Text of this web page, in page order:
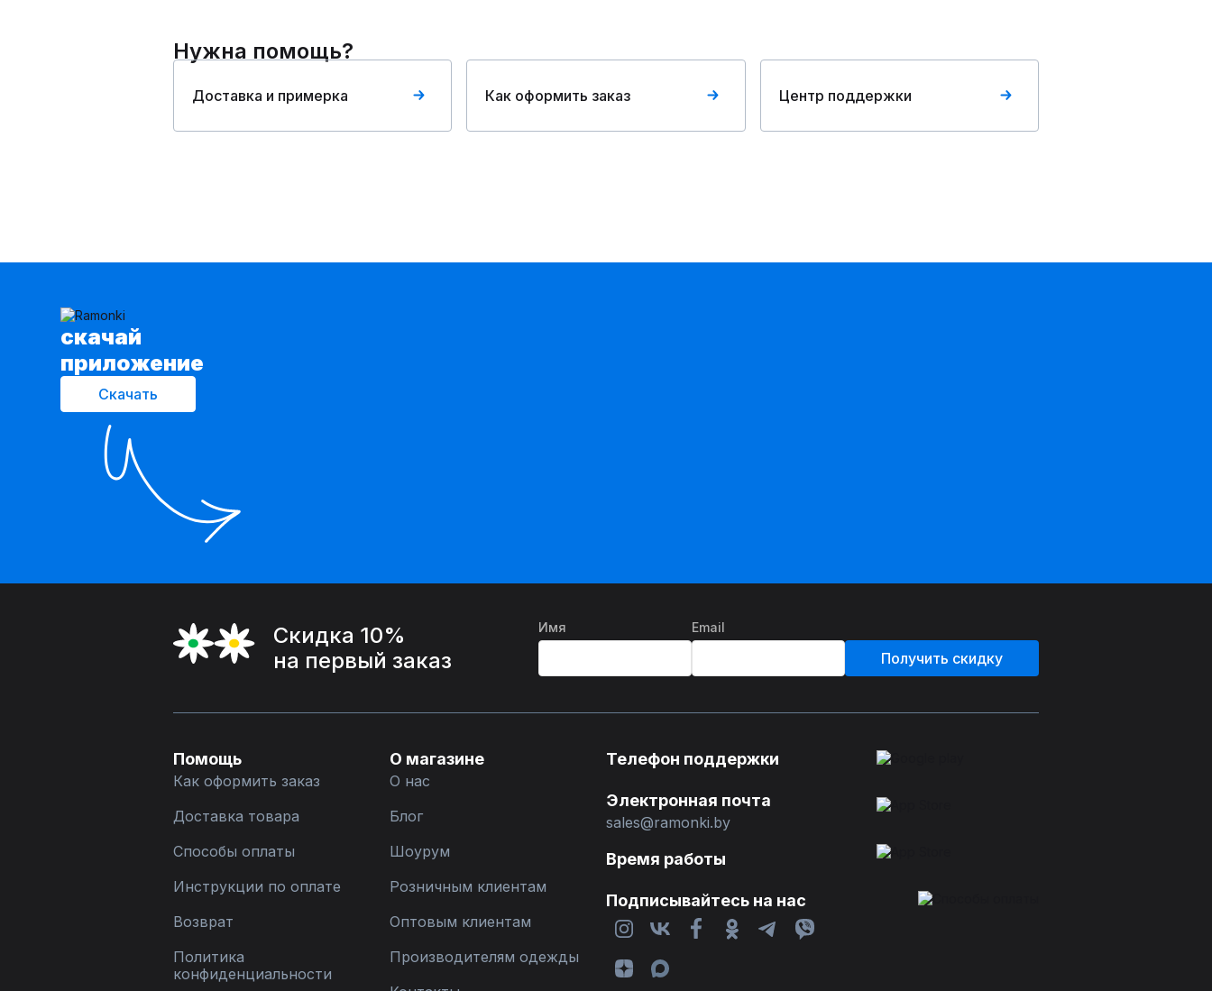
Нужна помощь?
Доставка и примерка Как оформить заказ Центр поддержки
cкачай
приложение
Скачать
Скидка 10%
на первый заказ
Имя Email
Получить скидку
Помощь
Как оформить заказ
Доставка товара
Способы оплаты
Инструкции по оплате
Возврат
Политика
конфиденциальности
О магазине
О нас
Блог
Шоурум
Розничным клиентам
Оптовым клиентам
Производителям одежды
Телефон поддержки
Электронная почта
sales@ramonki.by
Время работы
Подписывайтесь на нас